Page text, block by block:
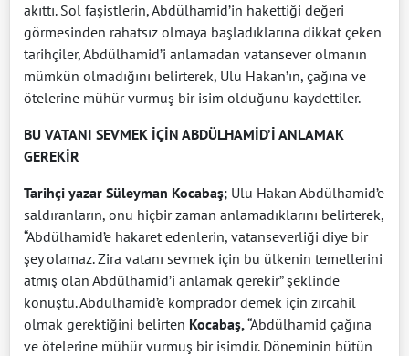
akıttı. Sol faşistlerin, Abdülhamid’in hakettiği değeri
görmesinden rahatsız olmaya başladıklarına dikkat çeken
tarihçiler, Abdülhamid’i anlamadan vatansever olmanın
mümkün olmadığını belirterek, Ulu Hakan’ın, çağına ve
ötelerine mühür vurmuş bir isim olduğunu kaydettiler.
BU VATANI SEVMEK İÇİN ABDÜLHAMİD’İ ANLAMAK
GEREKİR
Tarihçi yazar Süleyman Kocabaş; Ulu Hakan Abdülhamid’e
saldıranların, onu hiçbir zaman anlamadıklarını belirterek,
“Abdülhamid’e hakaret edenlerin, vatanseverliği diye bir
şey olamaz. Zira vatanı sevmek için bu ülkenin temellerini
atmış olan Abdülhamid’i anlamak gerekir” şeklinde
konuştu. Abdülhamid’e komprador demek için zırcahil
olmak gerektiğini belirten Kocabaş,“Abdülhamid çağına
ve ötelerine mühür vurmuş bir isimdir. Döneminin bütün